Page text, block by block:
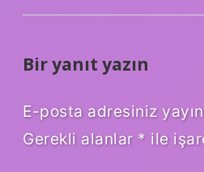
Bir yanıt yazın
E-posta adresiniz
Gerekli alanlar * ile